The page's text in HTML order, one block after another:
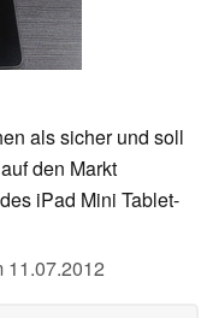
als sicher und soll
den Markt
iPad Mini Tablet-
11.07.2012